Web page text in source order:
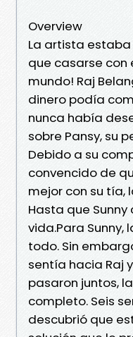
Overview
La artista estaba
que casarse con
mundo! Raj
dinero podía
nunca había
sobre Pansy, su
Debido a su
convencido de
mejor con su tía,
Hasta que
vida.Para Sunny,
todo. Sin
sentía hacia Raj
pasaron juntos,
completo. Seis
descubrió que